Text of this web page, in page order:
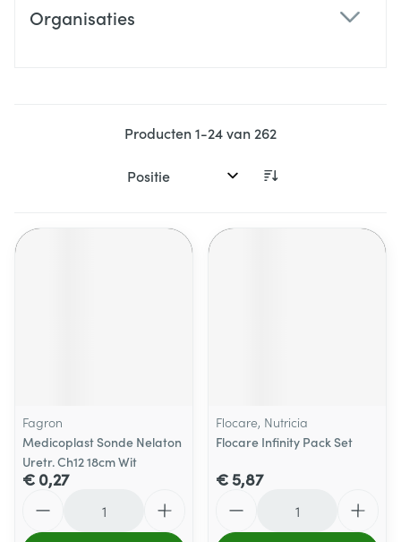
Organisaties
Producten1-24van 262
Sorteer op:
Fagron
Medicoplast Sonde Nelaton
Uretr. Ch12 18cm Wit
€ 0,27
Flocare, Nutricia
Flocare Infinity Pack Set
€ 5,87